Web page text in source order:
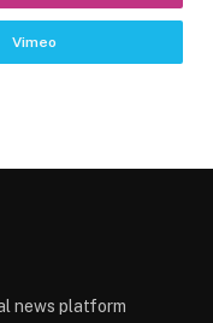
Vimeo
news platform